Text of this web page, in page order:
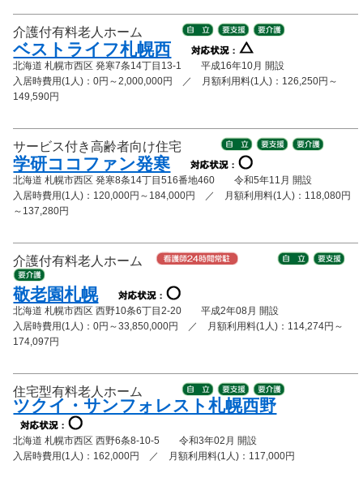
介護付有料老人ホーム
ベストライフ札幌西
北海道 札幌市西区 発寒7条14丁目13-1 平成16年10月 開設
入居時費用(1人)：0円～2,000,000円 ／ 月額利用料(1人)：126,250円～
149,590円
サービス付き高齢者向け住宅
学研ココファン発寒
北海道 札幌市西区 発寒8条14丁目516番地460 令和5年11月 開設
入居時費用(1人)：120,000円～184,000円 ／ 月額利用料(1人)：118,080円
～137,280円
介護付有料老人ホーム
敬老園札幌
北海道 札幌市西区 西野10条6丁目2-20 平成2年08月 開設
入居時費用(1人)：0円～33,850,000円 ／ 月額利用料(1人)：114,274円～
174,097円
住宅型有料老人ホーム
ツクイ・サンフォレスト札幌西野
北海道 札幌市西区 西野6条8-10-5 令和3年02月 開設
入居時費用(1人)：162,000円 ／ 月額利用料(1人)：117,000円